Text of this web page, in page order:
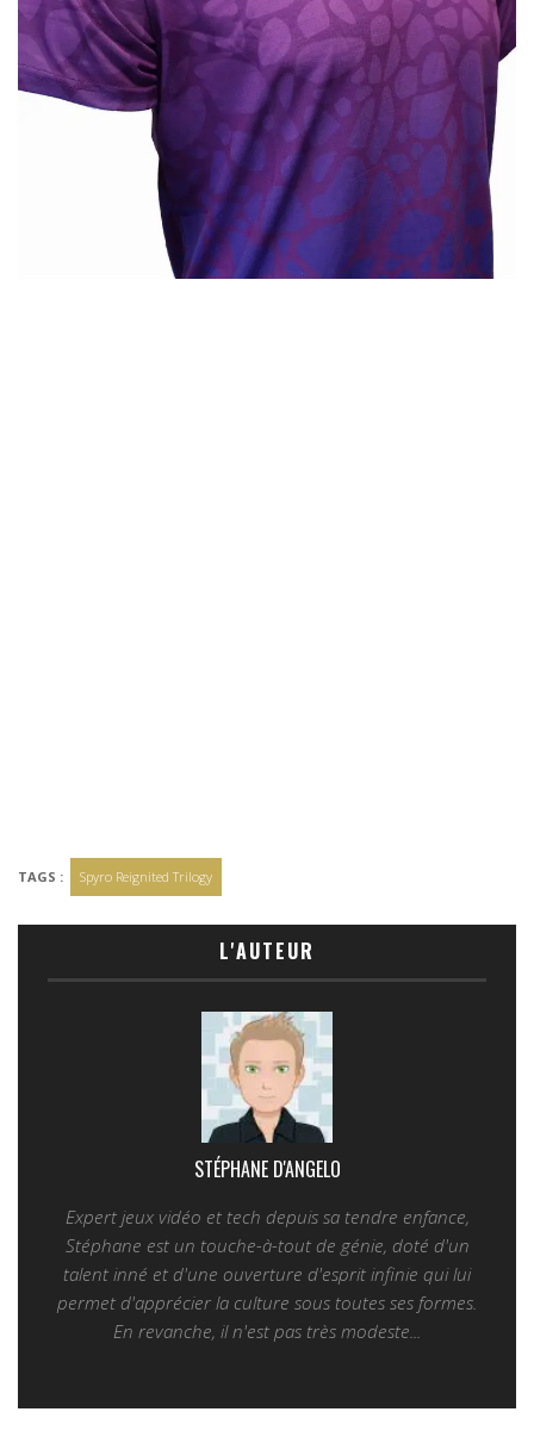
TAGS : Spyro Reignited Trilogy
L'AUTEUR
STÉPHANE D'ANGELO
Expert jeux vidéo et tech depuis sa tendre enfance,
Stéphane est un touche-à-tout de génie, doté d'un
talent inné et d'une ouverture d'esprit infinie qui lui
permet d'apprécier la culture sous toutes ses formes.
En revanche, il n'est pas très modeste...